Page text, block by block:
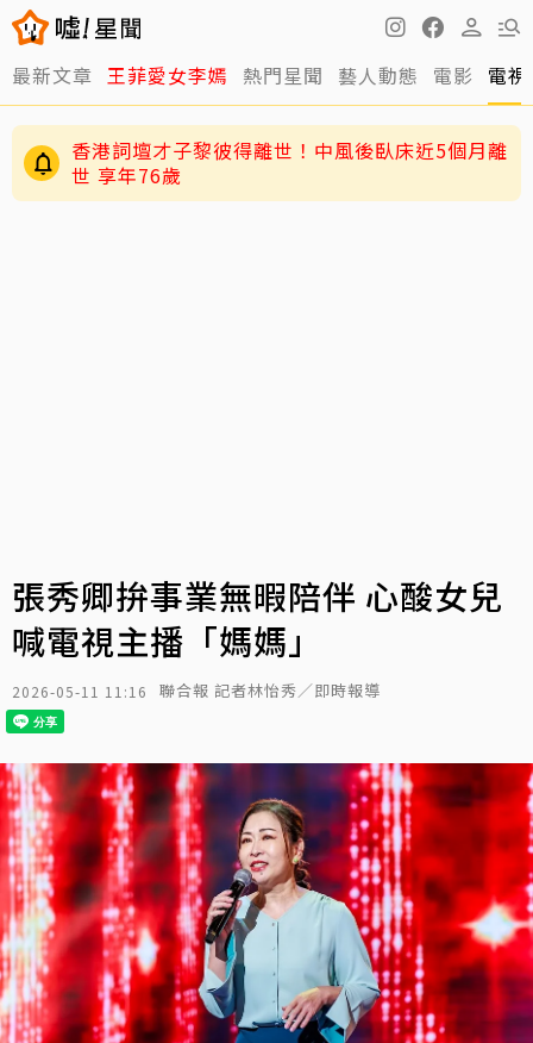
最新文章 王菲愛女李嫣 熱門星聞 藝人動態 電影 電視
香港詞壇才子黎彼得離世！中風後臥床近5個月離
世 享年76歲
張秀卿拚事業無暇陪伴 心酸女兒
喊電視主播「媽媽」
2026-05-11 11:16 聯合報 記者林怡秀／即時報導